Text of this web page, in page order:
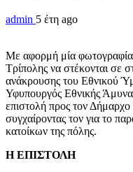
admin 5 έτη ago
Με αφορμή μία φωτογραφία
Τρίπολης να στέκονται σε
ανάκρουσης του Εθνικού
Υφυπουργός Εθνικής
επιστολή προς τον
συγχαίροντας τον για το
κατοίκων της πόλης.
Η ΕΠΙΣΤΟΛΗ